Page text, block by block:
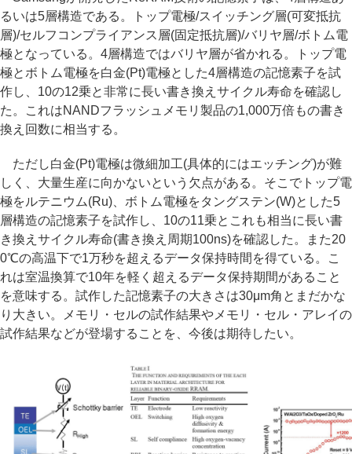
るいは5層構造である。トップ電極/スイッチング層(可変抵抗
層)/セルフコンプライアンス層(固定抵抗層)/バリヤ層/ボトム電
極となっている。4層構造ではバリヤ層が省かれる。トップ電
極とボトム電極を白金(Pt)電極とした4層構造の記憶素子を試
作し、10の12乗と非常に長い書き換えサイクル寿命を確認し
た。これはNANDフラッシュメモリ製品の1,000万倍もの書き
換え回数に相当する。
ただし白金(Pt)電極は微細加工(具体的にはエッチング)が難
しく、大量生産に向かないという欠点がある。そこでトップ電
極をルテニウム(Ru)、ボトム電極をタングステン(W)とした5
層構造の記憶素子を試作し、10の11乗とこれも相当に長い書
き換えサイクル寿命(書き換え周期100ns)を確認した。また20
0℃の高温下で1万秒を超えるデータ保持時間を得ている。こ
れは室温換算で10年を軽く超えるデータ保持期間があること
を意味する。試作した記憶素子の大きさは30μm角とまだかな
り大きい。メモリ・セルの試作結果やメモリ・セル・アレイの
試作結果などが登場することを、今後は期待したい。